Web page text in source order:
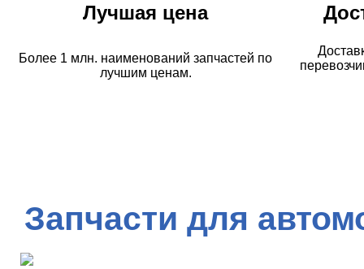
Лучшая цена
Более 1 млн. наименований запчастей по
лучшим ценам.
Запчасти для